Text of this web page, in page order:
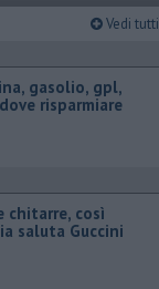
Vedi tutti
gasolio, gpl,
risparmiare
chitarre, così
saluta Guccini